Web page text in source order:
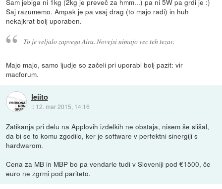
Saj razumemo. Ampak je pa vsaj drag (to majo radi) in huh
nekajkrat bolj uporaben.
To je veljalo zapvega Aira. Novejsi nimajo vec teh tezav.
Majo majo, samo ljudje so začeli pri uporabi bolj pazit: vir
macforum.
leiito
:: 12. mar 2015, 14:16
Zatikanja pri delu na Applovih izdelkih ne obstaja, nisem še slišal,
da bi se to komu zgodilo, ker je software v perfektni sinergiji s
hardwarom.
Cena za MB in MBP bo pa vendarle tudi v Sloveniji pod €1500, če
euro ne zgrmi pod pariteto.